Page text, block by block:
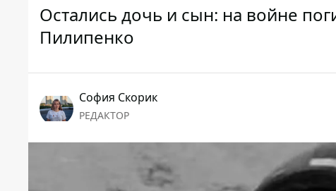
Остались дочь и сын: на войне
Пилипенко
София Скорик
РЕДАКТОР